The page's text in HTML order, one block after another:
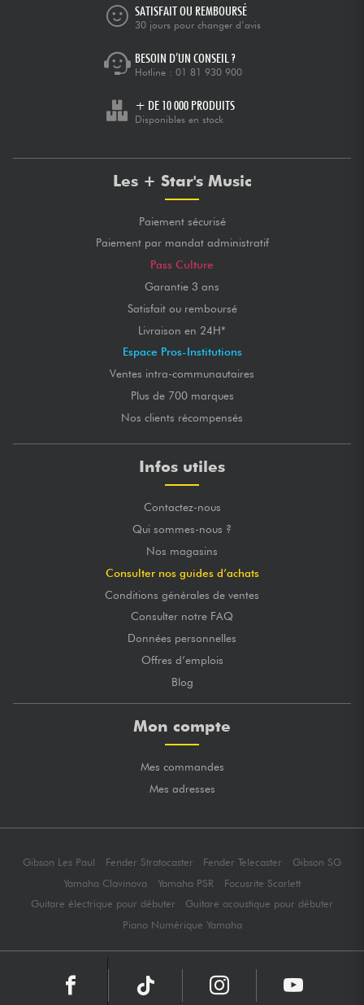
Voir nos marques
SATISFAIT OU REMBOURSÉ
30 jours pour changer d’avis
BESOIN D’UN CONSEIL ?
Hotline : 01 81 930 900
+ DE 10 000 PRODUITS
Disponibles en stock
Les + Star's Music
Paiement sécurisé
Paiement par mandat administratif
Pass Culture
Garantie 3 ans
Satisfait ou remboursé
Livraison en 24H*
Espace Pros-Institutions
Ventes intra-communautaires
Plus de 700 marques
Nos clients récompensés
Infos utiles
Contactez-nous
Qui sommes-nous ?
Nos magasins
Consulter nos guides d’achats
Conditions générales de ventes
Consulter notre FAQ
Données personnelles
Offres d’emplois
Blog
Mon compte
Mes commandes
Mes adresses
Gibson Les Paul Fender Stratocaster Fender Telecaster
Gibson SG
Yamaha Clavinova
Yamaha PSR
Focusrite Scarlett
Guitare électrique pour débuter
Guitare acoustique pour débuter
Piano Numérique Yamaha